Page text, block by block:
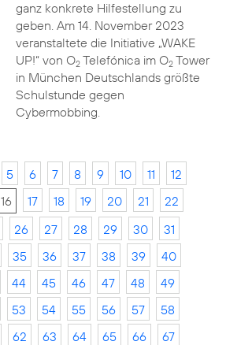
ganz konkrete Hilfestellung zu
geben. Am 14. November 2023
veranstaltete die Initiative „WAKE
UP!“ von O2Telefónica im O2Tower
in München Deutschlands größte
Schulstunde gegen
Cybermobbing.
5 6 7 8 9 10 11
12
16 17 18 19 20 21
22
26 27 28 29 30
31
35 36 37 38 39
40
44 45 46 47 48
49
53 54 55 56 57
58
62 63 64 65 66
67